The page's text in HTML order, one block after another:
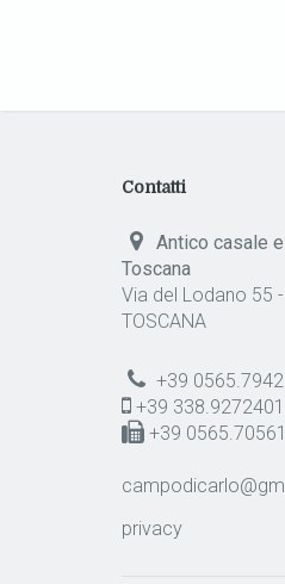
Contatti
Antico casale
Toscana
Via del Lodano 55
TOSCANA
+39
+39 338.9272401
+39
privacy